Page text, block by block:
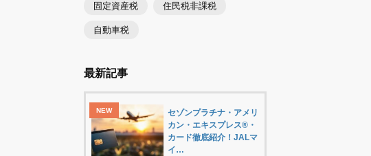
固定資産税 住民税非課税
自動車税
最新記事
セゾンプラチナ・アメリ
カン・エキスプレス®・
カード徹底紹介！JALマ
イ…